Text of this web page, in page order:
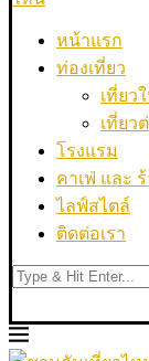
หน้าแรก
ท่องเที่ยว
เที่ยว
เที่ยว
โรงแรม
คาเฟ่ และ
ไลฟ์สไตล์
ติดต่อเรา